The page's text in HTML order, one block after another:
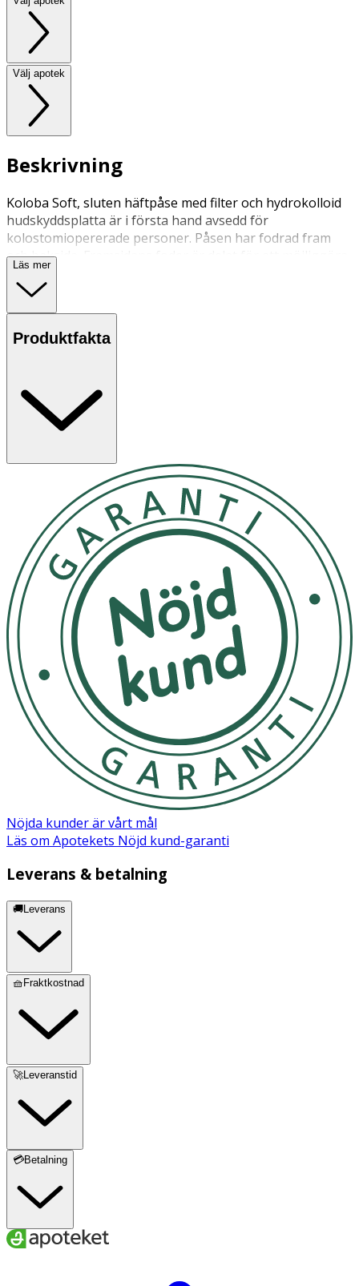
Välj apotek
Beskrivning
Koloba Soft, sluten häftpåse med filter och hydrokolloid
hudskyddsplatta är i första hand avsedd för
kolostomiopererade personer. Påsen har fodrad fram
och baksida. Framsidans foder är delat för att möjliggöra
inspektion.
Läs mer
Produktfakta
Nöjda kunder är vårt mål
Läs om Apotekets Nöjd kund-garanti
Leverans & betalning
🚚Leverans
🧺Fraktkostnad
🚀Leveranstid
💳Betalning